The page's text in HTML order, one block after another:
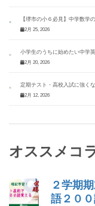
【堺市の小６必見】中学数学
2月 25, 2026
小学生のうちに始めたい中学
2月 20, 2026
定期テスト・高校入試に強く
2月 12, 2026
オススメコ
２学期
語２０